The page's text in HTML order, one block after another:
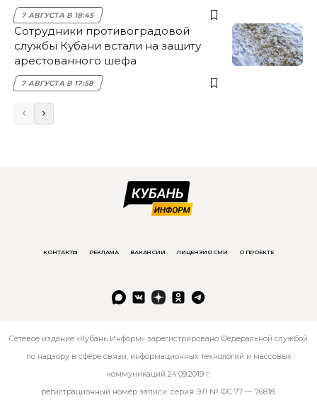
7 АВГУСТА В 18:45
Сотрудники противоградовой
службы Кубани встали на защиту
арестованного шефа
7 АВГУСТА В 17:58
КОНТАКТЫ РЕКЛАМА ВАКАНСИИ ЛИЦЕНЗИЯ СМИ О ПРОЕКТЕ
Сетевое издание «Кубань Информ» зарегистрировано Федеральной службой
по надзору в сфере связи, информационных технологий и массовых
коммуникаций 24.09.2019 г.
регистрационный номер записи: серия ЭЛ № ФС 77 — 76818.